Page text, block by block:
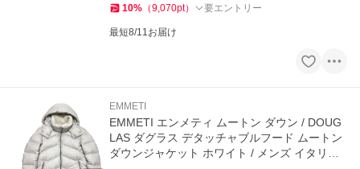
10% （9,070pt） 要エントリー
最短8/11お届け
EMMETI
EMMETI エンメティ ムートン ダウン / DOUG
LAS ダグラス デタッチャブルフード ムートン
ダウンジャケット ホワイト / メンズ イタリア